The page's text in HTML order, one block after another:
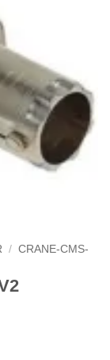
/ CRANE-CMS-